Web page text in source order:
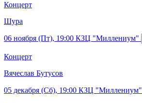
Концерт
Шура
06 ноября (Пт), 19:00 КЗЦ "Миллениум"
Концерт
Вячеслав Бутусов
05 декабря (Сб), 19:00 КЗЦ "Миллениум"